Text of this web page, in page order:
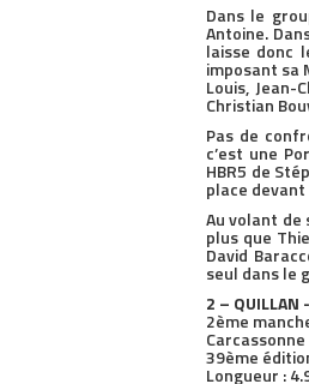
Dans le
Antoine.
laisse donc
imposant sa
Louis, Jean-
Christian
Pas de
c’est une
HBR5 de
place
Au volant de
plus que
David
seul dans le
2 – QUILLAN
2ème
Carcassonne
39ème
Longueur :